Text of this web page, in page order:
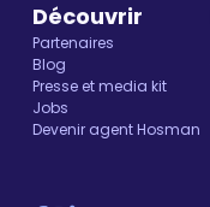
Découvrir
Partenaires
Blog
Presse et media kit
Jobs
Devenir agent Hosman